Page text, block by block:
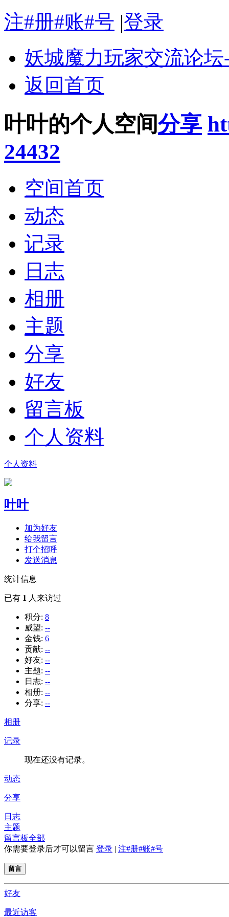
注#册#账#号 |登录
妖城魔力玩家交流论
返回首页
叶叶的个人空间分享
24432
空间首页
动态
记录
日志
相册
主题
分享
好友
留言板
个人资料
个人资料
叶叶
加为好友
给我留言
打个招呼
发送消息
统计信息
已有 1 人来访过
积分: 8
威望: --
金钱: 6
贡献: --
好友: --
主题: --
日志: --
相册: --
分享: --
相册
记录
现在还没有记录。
动态
分享
日志
主题
留言板全部
你需要登录后才可以留言 登录 | 注#册#账#号
留言
好友
最近访客